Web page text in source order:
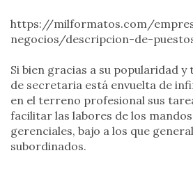
https://milformatos.com/
negocios/descripcion-de-
Si bien gracias a su popularidad
de secretaria está envuelta de
en el terreno profesional sus
facilitar las labores de los
gerenciales, bajo a los que
subordinados.